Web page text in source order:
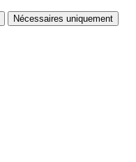
Nécessaires uniquement